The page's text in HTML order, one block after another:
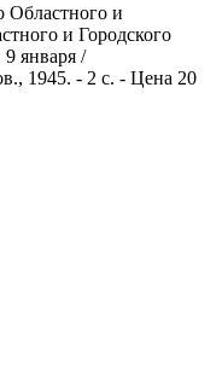
Областного и
и Городского
января /
1945. - 2 с. - Цена 20